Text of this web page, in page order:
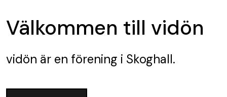
Välkommen till vidön
vidön är en förening i Skoghall.